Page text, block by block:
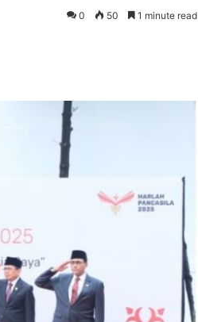
0 50 1 minute read